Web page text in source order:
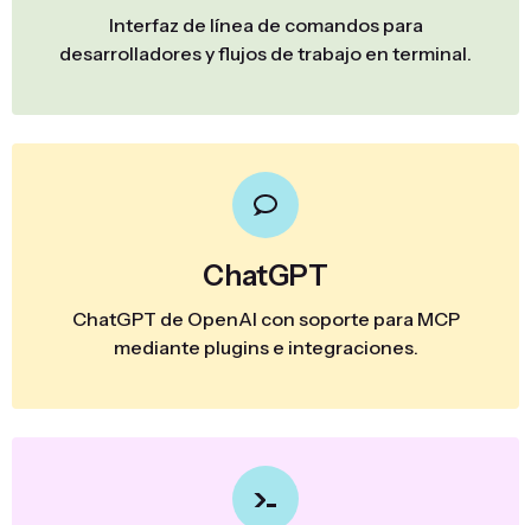
Interfaz de línea de comandos para
desarrolladores y flujos de trabajo en terminal.
ChatGPT
ChatGPT de OpenAI con soporte para MCP
mediante plugins e integraciones.